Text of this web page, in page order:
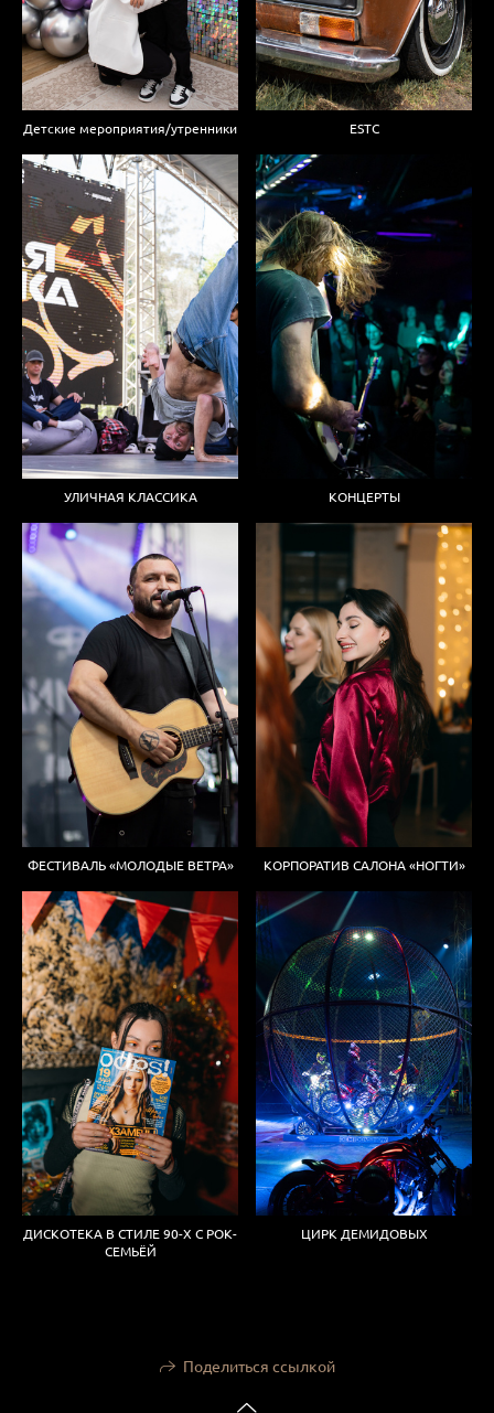
Детские мероприятия/утренники ESTC
УЛИЧНАЯ КЛАССИКА КОНЦЕРТЫ
ФЕСТИВАЛЬ «МОЛОДЫЕ ВЕТРА» КОРПОРАТИВ САЛОНА «НОГТИ»
ДИСКОТЕКА В СТИЛЕ 90-Х С РОК-
СЕМЬЁЙ
ЦИРК ДЕМИДОВЫХ
Поделиться ссылкой